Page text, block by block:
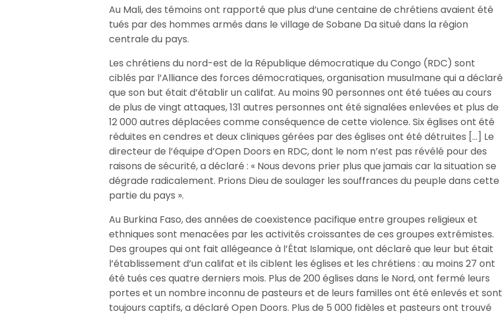
Au Mali, des témoins ont rapporté que plus d’une centaine de chrétiens avaient été
tués par des hommes armés dans le village de Sobane Da situé dans la région
centrale du pays.
Les chrétiens du nord-est de la République démocratique du Congo (RDC) sont
ciblés par l’Alliance des forces démocratiques, organisation musulmane qui a déclaré
que son but était d’établir un califat. Au moins 90 personnes ont été tuées au cours
de plus de vingt attaques, 131 autres personnes ont été signalées enlevées et plus de
12 000 autres déplacées comme conséquence de cette violence. Six églises ont été
réduites en cendres et deux cliniques gérées par des églises ont été détruites […] Le
directeur de l’équipe d’Open Doors en RDC, dont le nom n’est pas révélé pour des
raisons de sécurité, a déclaré : « Nous devons prier plus que jamais car la situation se
dégrade radicalement. Prions Dieu de soulager les souffrances du peuple dans cette
partie du pays ».
Au Burkina Faso, des années de coexistence pacifique entre groupes religieux et
ethniques sont menacées par les activités croissantes de ces groupes extrémistes.
Des groupes qui ont fait allégeance à l’État Islamique, ont déclaré que leur but était
l’établissement d’un califat et ils ciblent les églises et les chrétiens : au moins 27 ont
été tués ces quatre derniers mois. Plus de 200 églises dans le Nord, ont fermé leurs
portes et un nombre inconnu de pasteurs et de leurs familles ont été enlevés et sont
toujours captifs, a déclaré Open Doors. Plus de 5 000 fidèles et pasteurs ont trouvé